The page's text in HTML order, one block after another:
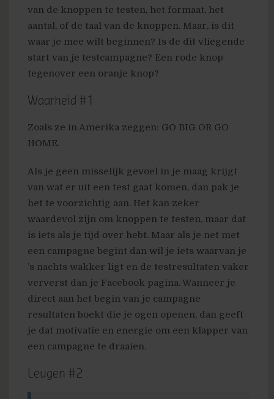
van de knoppen te testen, het formaat, het
aantal, of de taal van de knoppen. Maar, is dit
waar je mee wilt beginnen? Is de dit vliegende
start van je testcampagne? Een rode knop
tegenover een oranje knop?
Waarheid #1
Zoals ze in Amerika zeggen: GO BIG OR GO
HOME.
Als je geen misselijk gevoel in je maag krijgt
van wat er uit een test gaat komen, dan pak je
het te voorzichtig aan. Het kan zeker
waardevol zijn om knoppen te testen, maar dat
is iets als je tijd over hebt. Maar als je net met
een campagne begint dan wil je iets waarvan je
’s nachts wakker ligt en de testresultaten vaker
ververst dan je Facebook pagina. Wanneer je
direct aan het begin van je campagne
resultaten boekt die je ogen openen, dan geeft
je dat motivatie en energie om een klapper van
een campagne te draaien.
Leugen #2